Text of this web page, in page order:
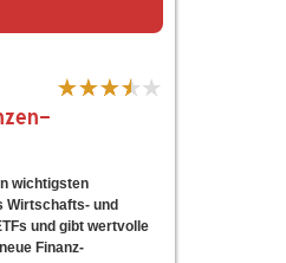
wichtigsten
Wirtschafts- und
und gibt wertvolle
Finanz-